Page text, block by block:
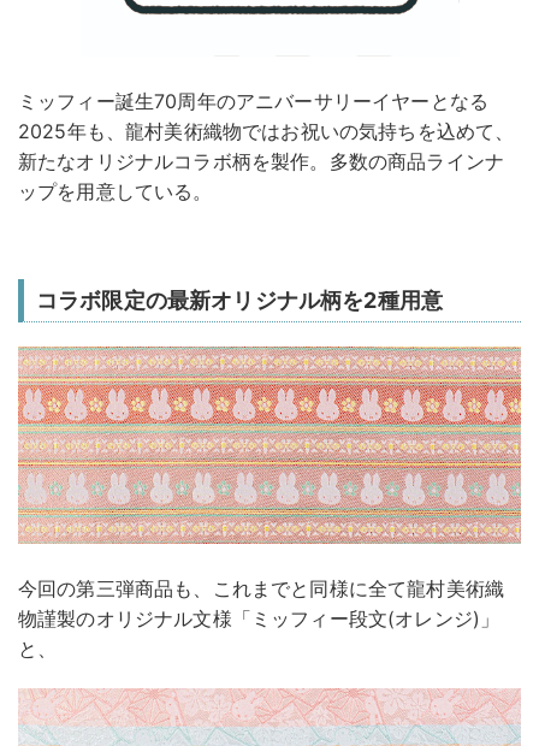
ミッフィー誕生70周年のアニバーサリーイヤーとなる
2025年も、龍村美術織物ではお祝いの気持ちを込めて、
新たなオリジナルコラボ柄を製作。多数の商品ラインナ
ップを用意している。
コラボ限定の最新オリジナル柄を2種用意
今回の第三弾商品も、これまでと同様に全て龍村美術織
物謹製のオリジナル文様「ミッフィー段文(オレンジ)」
と、